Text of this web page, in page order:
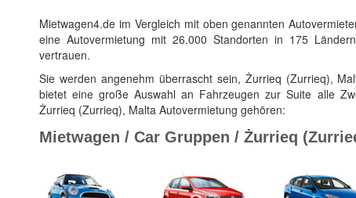
Mietwagen4.de im Vergleich mit oben genannten
eine Autovermietung mit 26.000 Standorten in 175
vertrauen.
Sie werden angenehm überrascht sein, Żurrieq (Zurrieq),
bietet eine große Auswahl an Fahrzeugen zur Suite alle
Żurrieq (Zurrieq), Malta Autovermietung gehören:
Mietwagen / Car Gruppen / Żurrieq